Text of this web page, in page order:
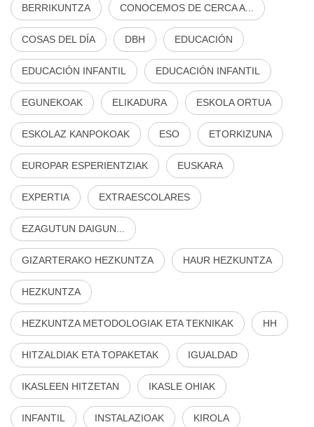
BERRIKUNTZA CONOCEMOS DE CERCA A...
COSAS DEL DÍA DBH EDUCACIÓN
EDUCACIÓN INFANTIL EDUCACIÓN INFANTIL
EGUNEKOAK ELIKADURA ESKOLA ORTUA
ESKOLAZ KANPOKOAK ESO ETORKIZUNA
EUROPAR ESPERIENTZIAK EUSKARA
EXPERTIA EXTRAESCOLARES
EZAGUTUN DAIGUN...
GIZARTERAKO HEZKUNTZA HAUR HEZKUNTZA
HEZKUNTZA
HEZKUNTZA METODOLOGIAK ETA TEKNIKAK HH
HITZALDIAK ETA TOPAKETAK IGUALDAD
IKASLEEN HITZETAN IKASLE OHIAK
INFANTIL INSTALAZIOAK KIROLA